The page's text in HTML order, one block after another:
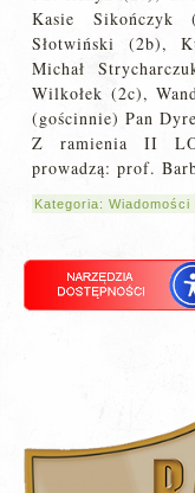
Kasie
Słotwiński (2b),
Michał
Wilkołek (2c),
(gościnnie) Pan
Z ramienia II LO
prowadzą: prof.
Kategoria:Wiadomości